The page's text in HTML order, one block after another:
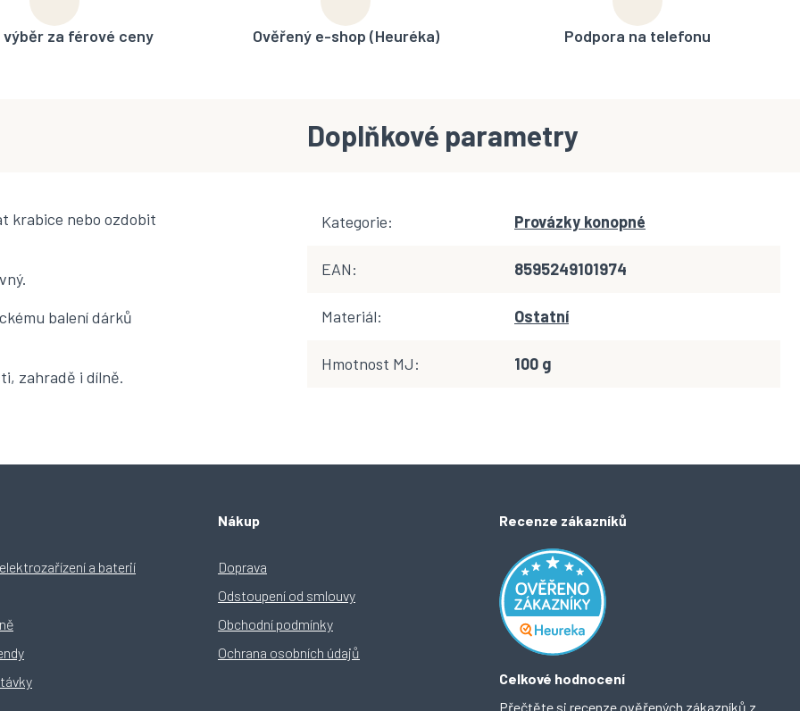
výběr za férové ceny Ověřený e-shop (Heuréka) Podpora na telefonu
krabice nebo ozdobit
balení dárků
zahradě i dílně.
Doplňkové parametry
Kategorie: Provázky konopné
EAN: 8595249101974
Materiál: Ostatní
Hmotnost MJ: 100 g
a baterií
Nákup
Doprava
Odstoupení od smlouvy
Obchodní podmínky
Ochrana osobních údajů
Recenze zákazníků
Celkové hodnocení
Přečtěte si recenze ověřených zákazníků z